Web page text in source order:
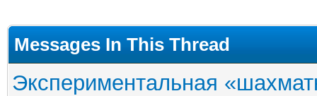
Messages In This Thread
Экспериментальная